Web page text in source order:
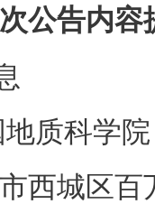
公告内
国地
京市